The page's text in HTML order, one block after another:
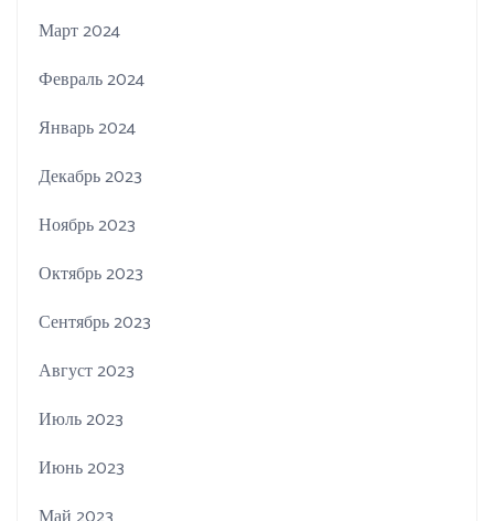
Март 2024
Февраль 2024
Январь 2024
Декабрь 2023
Ноябрь 2023
Октябрь 2023
Сентябрь 2023
Август 2023
Июль 2023
Июнь 2023